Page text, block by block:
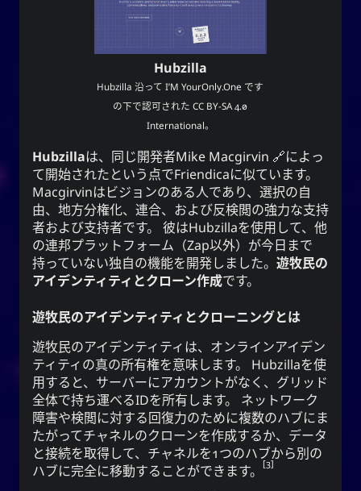
Hubzilla
Hubzilla 沿ってI’M YourOnly.One です
の下で認可されたCC BY-SA 4.0
International。
Hubzillaは、同じ開発者Mike Macgirvin
によっ
て開始されたという点でFriendicaに似ています。
Macgirvinはビジョンのある人であり、選択の自
由、地方分権化、連合、および反検閲の強力な支持
者および支持者です。 彼はHubzillaを使用して、他
の連邦プラットフォーム（Zap以外）が今日まで
持っていない独自の機能を開発しました。 遊牧民の
アイデンティティとクローン作成です。
遊牧民のアイデンティティとクローニングとは
遊牧民のアイデンティティは、オンラインアイデン
ティティの真の所有権を意味します。 Hubzillaを使
用すると、サーバーにアカウントがなく、グリッド
全体で持ち運べるIDを所有します。 ネットワーク
障害や検閲に対する回復力のために複数のハブにま
たがってチャネルのクローンを作成するか、データ
と接続を取得して、チャネルを1つのハブから別の
ハブに完全に移動することができます。
3